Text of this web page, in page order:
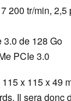
200 tr/min, 2,5
3.0 de 128 Go
PCIe 3.0
x 115 x 49
Il sera donc